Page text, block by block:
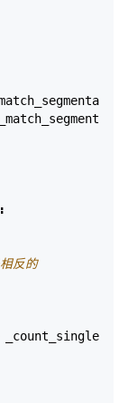
反的
_count_single